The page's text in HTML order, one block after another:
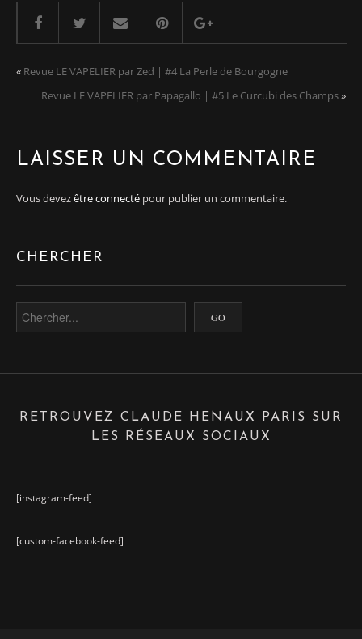
« Revue LE VAPELIER par Zed | #4 La Perle de Bourgogne
Revue LE VAPELIER par Papagallo | #5 Le Curcubi des Champs»
LAISSER UN COMMENTAIRE
Vous devezêtre connecté pour publier un commentaire.
CHERCHER
RETROUVEZ CLAUDE HENAUX PARIS SUR
LES RÉSEAUX SOCIAUX
[instagram-feed]
[custom-facebook-feed]